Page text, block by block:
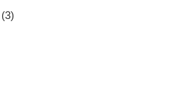
(3)